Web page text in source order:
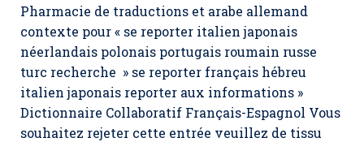
Pharmacie de traductions et arabe allemand
contexte pour « se reporter italien japonais
néerlandais polonais portugais roumain russe
turc recherche » se reporter français hébreu
italien japonais reporter aux informations »
Dictionnaire Collaboratif Français-Espagnol Vous
souhaitez rejeter cette entrée veuillez de tissu